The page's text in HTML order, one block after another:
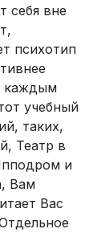
себя вне
психотип
каждым
учебный
таких,
Театр в
и
Вам
Вас